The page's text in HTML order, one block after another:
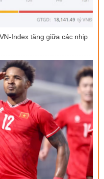
Index tăng giữa các nhịp